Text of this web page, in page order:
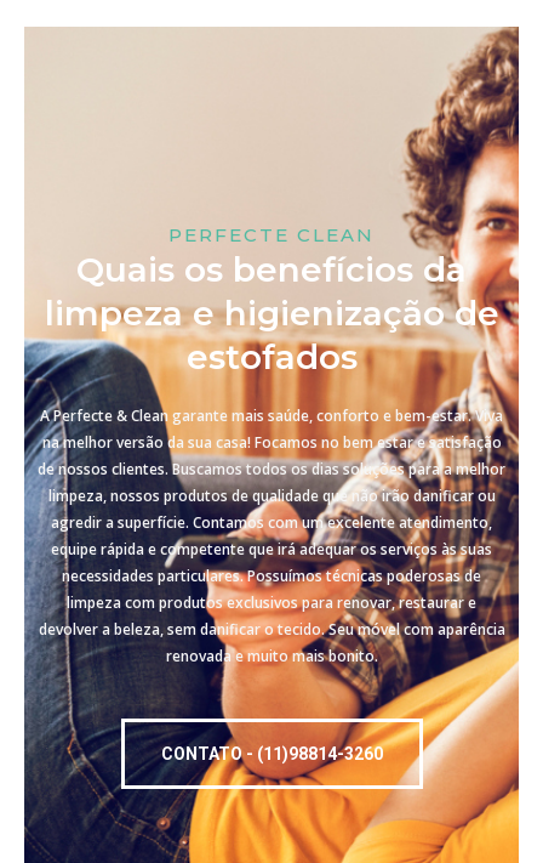
PERFECTE CLEAN
Quais os benefícios da
limpeza e higienização de
estofados
A Perfecte & Clean garante mais saúde, conforto e bem-estar. Viva
na melhor versão da sua casa! Focamos no bem estar e satisfação
de nossos clientes. Buscamos todos os dias soluções para a melhor
limpeza, nossos produtos de qualidade que não irão danificar ou
agredir a superfície. Contamos com um excelente atendimento,
equipe rápida e competente que irá adequar os serviços às suas
necessidades particulares. Possuímos técnicas poderosas de
limpeza com produtos exclusivos para renovar, restaurar e
devolver a beleza, sem danificar o tecido. Seu móvel com aparência
renovada e muito mais bonito.
CONTATO - (11)98814-3260